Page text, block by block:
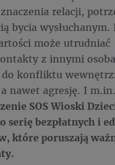
relacji,
bycia wysłuchanym.
może
z innymi
konfliktu
nawet agresję. I
SOS Wioski
serię bezpłatnych i
które poruszają